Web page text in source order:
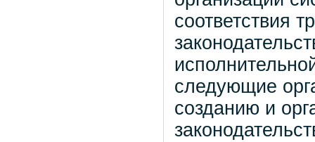
соответствия
следующие
созданию и